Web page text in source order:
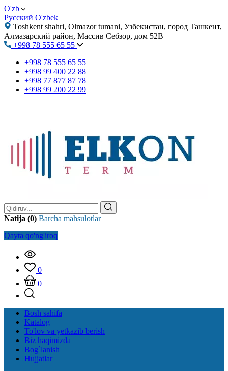
O'zb
Русский O'zbek
Toshkent shahri, Olmazor tumani, Узбекистан, город Ташкент,
Алмазарский район, Массив Себзор, дом 52В
+998 78 555 65 55
+998 78 555 65 55
+998 99 400 22 88
+998 77 877 87 78
+998 99 200 22 99
Natija (0) Barcha mahsulotlar
Qayta qo'ng'iroq
0
0
Bosh sahifa
Katalog
To'lov va yetkazib berish
Biz haqimizda
Bog`lanish
Hujjatlar